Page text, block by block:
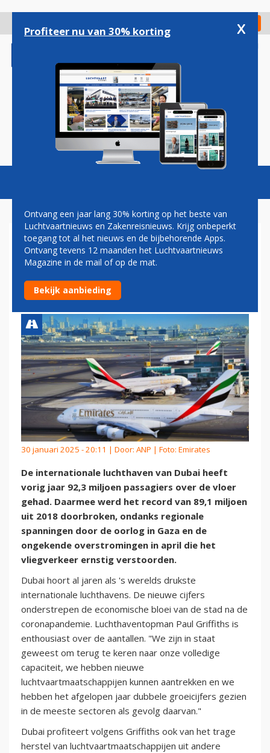
gaan
Check in
Magazine Podcasts Vacatures
LUCHTHAVEN VAN DUBAI
KRIJGT RECORDAANTAL
PASSAGIERS OVER DE VLOER
30 januari 2025 - 20:11 | Door: ANP | Foto: Emirates
De internationale luchthaven van Dubai heeft
vorig jaar 92,3 miljoen passagiers over de vloer
gehad. Daarmee werd het record van 89,1 miljoen
uit 2018 doorbroken, ondanks regionale
spanningen door de oorlog in Gaza en de
ongekende overstromingen in april die het
vliegverkeer ernstig verstoorden.
Dubai hoort al jaren als 's werelds drukste
internationale luchthavens. De nieuwe cijfers
onderstrepen de economische bloei van de stad na de
coronapandemie. Luchthaventopman Paul Griffiths is
enthousiast over de aantallen. "We zijn in staat
geweest om terug te keren naar onze volledige
capaciteit, we hebben nieuwe
luchtvaartmaatschappijen kunnen aantrekken en we
hebben het afgelopen jaar dubbele groeicijfers gezien
in de meeste sectoren als gevolg daarvan."
Dubai profiteert volgens Griffiths ook van het trage
herstel van luchtvaartmaatschappijen uit andere
Profiteer nu van 30% korting x
Ontvang een jaar lang 30% korting op het beste van
Luchtvaartnieuws en Zakenreisnieuws. Krijg onbeperkt
toegang tot al het nieuws en de bijbehorende Apps.
Ontvang tevens 12 maanden het Luchtvaartnieuws
Magazine in de mail of op de mat.
Bekijk aanbieding